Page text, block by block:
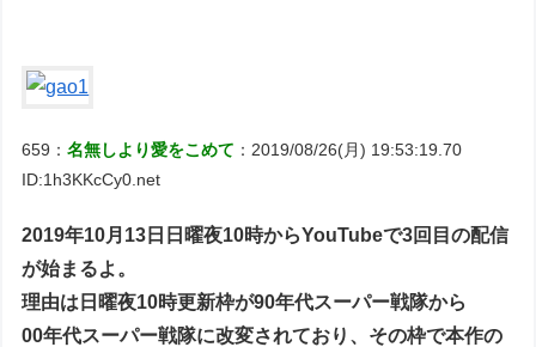
659：名無しより愛をこめて ：2019/08/26(月) 19:53:19.70
ID:1h3KKcCy0.net
2019年10月13日日曜夜10時からYouTubeで3回目の配信
が始まるよ。
理由は日曜夜10時更新枠が90年代スーパー戦隊から
00年代スーパー戦隊に改変されており、その枠で本作の